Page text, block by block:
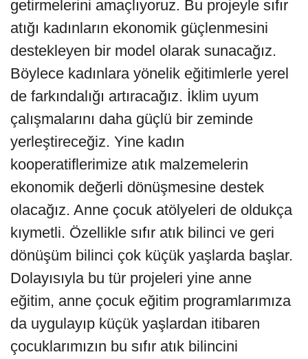
getirmelerini amaçlıyoruz. Bu projeyle sıfır
atığı kadınların ekonomik güçlenmesini
destekleyen bir model olarak sunacağız.
Böylece kadınlara yönelik eğitimlerle yerel
de farkındalığı artıracağız. İklim uyum
çalışmalarını daha güçlü bir zeminde
yerleştireceğiz. Yine kadın
kooperatiflerimize atık malzemelerin
ekonomik değerli dönüşmesine destek
olacağız. Anne çocuk atölyeleri de oldukça
kıymetli. Özellikle sıfır atık bilinci ve geri
dönüşüm bilinci çok küçük yaşlarda başlar.
Dolayısıyla bu tür projeleri yine anne
eğitim, anne çocuk eğitim programlarımıza
da uygulayıp küçük yaşlardan itibaren
çocuklarımızın bu sıfır atık bilincini